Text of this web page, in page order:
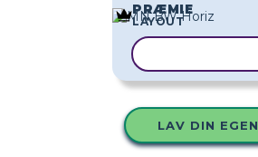
PRÆMIE
LAYOUT
LAV DIN EGEN